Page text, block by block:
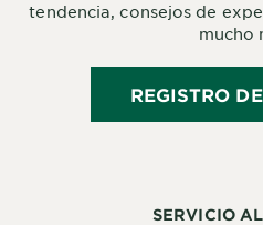
SERVICIO
tendencia, consejos de
mucho
REGISTRO